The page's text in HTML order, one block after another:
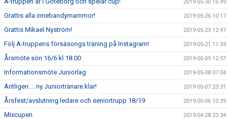
2019-05-30 16:49
Grattis alla innebandymammor! 2019-05-26 10:17
Grattis Mikael Nyström! 2019-05-23 12:47
Följ A-truppens försäsongs träning på Instagram! 2019-05-21 11:33
Årsmöte sön 16/6 kl 18.00 2019-05-09 12:57
Informationsmöte Juniorlag 2019-05-08 07:04
Äntligen.... ny Juniortränare klar! 2019-05-07 23:31
Årsfest/avslutning ledare och seniortrupp 18/19 2019-05-06 10:39
Mixcupen 2019-04-28 23:34